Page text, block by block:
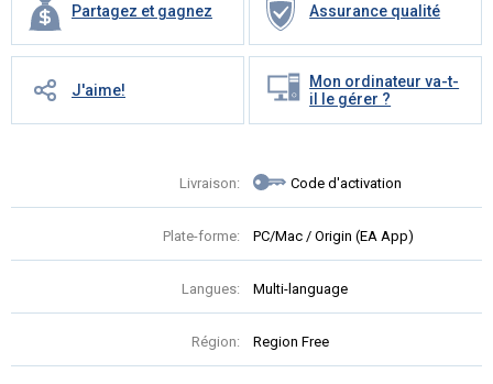
Partagez et gagnez Assurance qualité
J'aime!
Mon ordinateur va-t-
il le gérer ?
Livraison: Code d'activation
Plate-forme: PC/Mac / Origin (EA App)
Langues: Multi-language
Région: Region Free